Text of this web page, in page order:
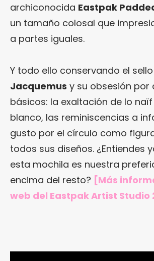
archiconocida Eastpak
un tamaño colosal que
a partes iguales.
Y todo ello conservando el
Jacquemus y su obsesión
básicos: la exaltación de lo
blanco, las reminiscencias a
gusto por el círculo como
todos sus diseños. ¿Entiendes
esta mochila es nuestra
encima del resto? [Más
web del Eastpak Artist Studio